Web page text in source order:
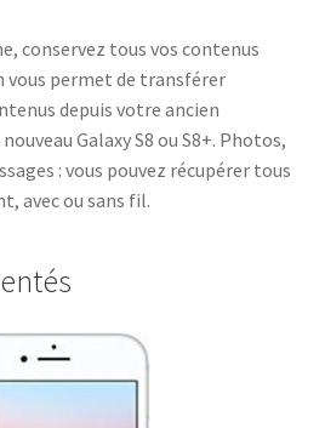
conservez tous vos contenus
vous permet de transférer
depuis votre ancien
Galaxy S8 ou S8+. Photos,
: vous pouvez récupérer tous
avec ou sans fil.